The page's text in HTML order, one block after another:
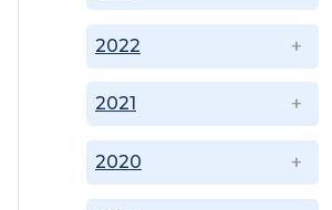
2020
2021
2022